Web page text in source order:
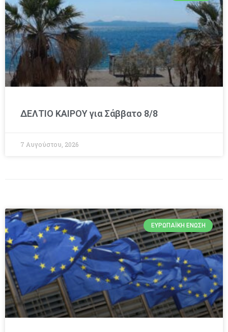
ΔΕΛΤΙΟ ΚΑΙΡΟΥ για Σάββατο 8/8
7 Αυγούστου, 2026
ΕΥΡΩΠΑΪΚΉ ΈΝΩΣΗ